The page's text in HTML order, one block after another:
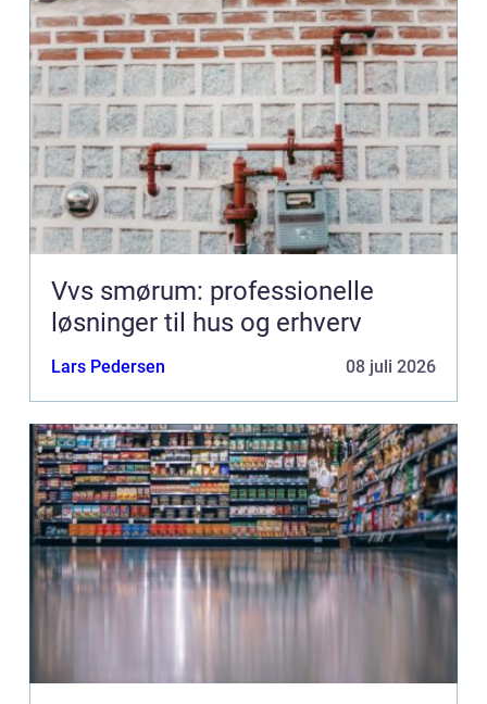
Vvs smørum: professionelle
løsninger til hus og erhverv
Lars Pedersen 08 juli 2026